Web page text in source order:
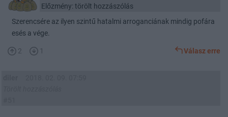
Előzmény: törölt hozzászólás
Szerencsére az ilyen szintű hatalmi arroganciának mindig pofára
esés a vége.
2 1 Válasz erre